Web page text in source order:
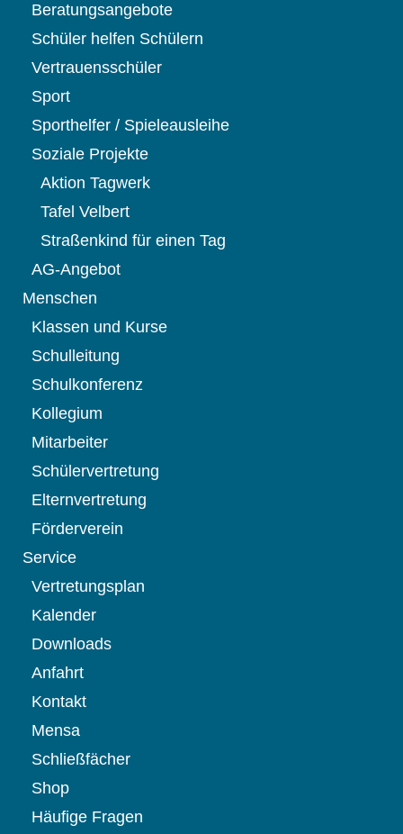
Beratungsangebote
Schüler helfen Schülern
Vertrauensschüler
Sport
Sporthelfer / Spieleausleihe
Soziale Projekte
Aktion Tagwerk
Tafel Velbert
Straßenkind für einen Tag
AG-Angebot
Menschen
Klassen und Kurse
Schulleitung
Schulkonferenz
Kollegium
Mitarbeiter
Schülervertretung
Elternvertretung
Förderverein
Service
Vertretungsplan
Kalender
Downloads
Anfahrt
Kontakt
Mensa
Schließfächer
Shop
Häufige Fragen